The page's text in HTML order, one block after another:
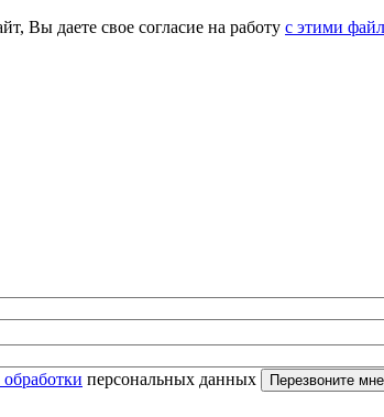
Вы даете свое согласие на работу с этими
персональных данных